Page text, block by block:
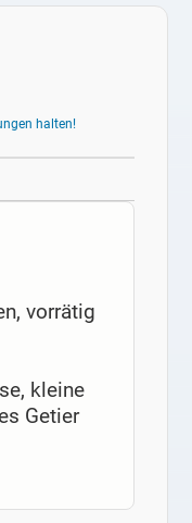
halten!
vorrätig
kleine
Getier